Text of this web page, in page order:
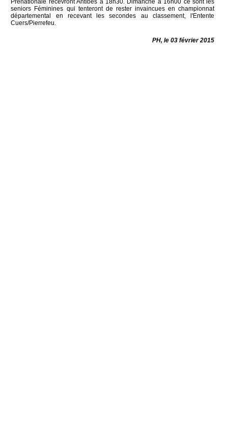
Prénationale recevront Antibes à 18h30. Dimanche à 16h00 ce sont les
seniors Féminines qui tenteront de rester invaincues en championnat
départemental en recevant les secondes au classement, l'Entente
Cuers/Pierrefeu.
PH, le 03 février 2015